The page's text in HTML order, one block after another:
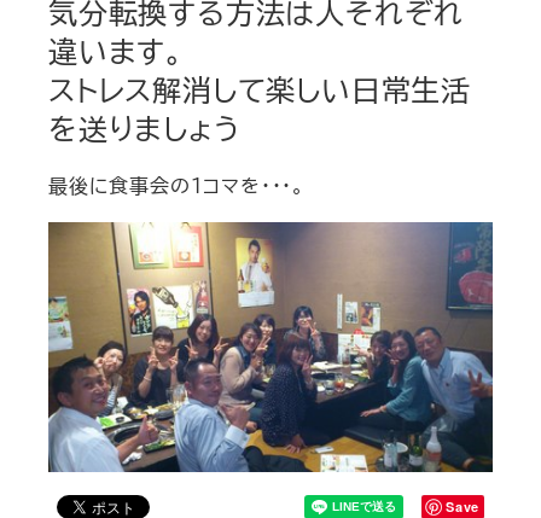
気分転換する方法は人それぞれ
違います。
ストレス解消して楽しい日常生活
を送りましょう
最後に食事会の１コマを・・・。
Save